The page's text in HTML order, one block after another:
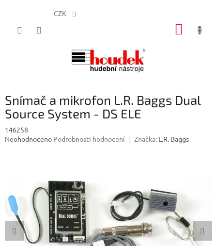
CZK
Snímač a mikrofon L.R. Baggs Dual
Source System - DS ELE
146258
Průměrné
hvězdiček.
Neohodnoceno Podrobnosti hodnocení Značka: L.R. Baggs